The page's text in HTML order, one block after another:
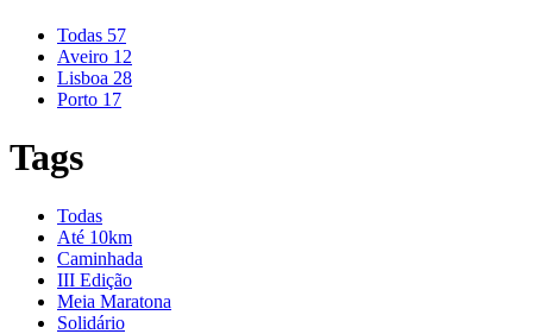
Todas 57
Aveiro 12
Lisboa 28
Porto 17
Tags
Todas
Até 10km
Caminhada
III Edição
Meia Maratona
Solidário